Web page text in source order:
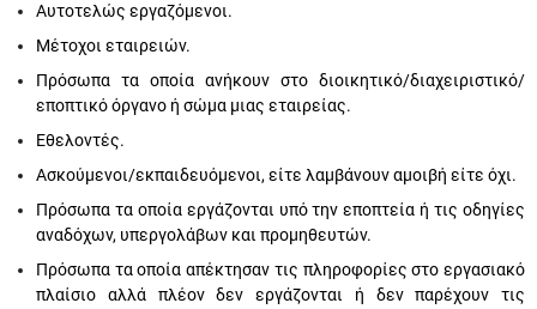
Αυτοτελώς εργαζόμενοι.
Μέτοχοι εταιρειών.
Πρόσωπα τα οποία ανήκουν στο διοικητικό/διαχειριστικό/
εποπτικό όργανο ή σώμα μιας εταιρείας.
Εθελοντές.
Ασκούμενοι/εκπαιδευόμενοι, είτε λαμβάνουν αμοιβή είτε όχι.
Πρόσωπα τα οποία εργάζονται υπό την εποπτεία ή τις οδηγίες
αναδόχων, υπεργολάβων και προμηθευτών.
Πρόσωπα τα οποία απέκτησαν τις πληροφορίες στο εργασιακό
πλαίσιο αλλά πλέον δεν εργάζονται ή δεν παρέχουν τις